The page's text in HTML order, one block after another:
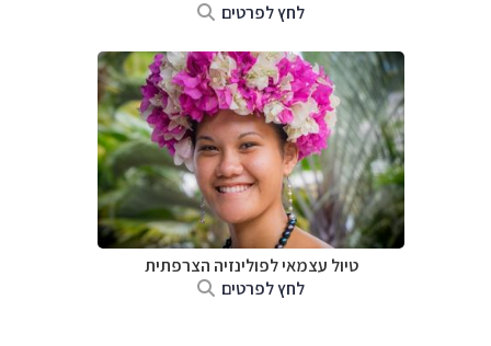
לחץ לפרטים
טיול עצמאי לפולינזיה הצרפתית
לחץ לפרטים